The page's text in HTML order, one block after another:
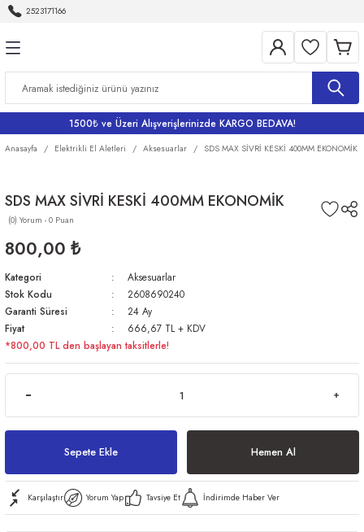
2523171166
Banyo Bataryaları
Eviye Bataryası
1500₺ ve Üzeri Alışverişlerinizde KARGO BEDAVA!
Anasayfa Elektrikli El Aletleri Aksesuarlar SDS MAX SİVRİ KESKİ 400MM EKONOMİK
SDS MAX SİVRİ KESKİ 400MM EKONOMİK
(0) Yorum - 0 Puan
800,00 ₺
Kategori
Aksesuarlar
Stok Kodu
2608690240
Garanti Süresi
24 Ay
Fiyat
666,67 TL + KDV
*800,00 TL den başlayan taksitlerle!
Sepete Ekle Hemen Al
Karşılaştır Yorum Yap Tavsiye Et İndirimde Haber Ver